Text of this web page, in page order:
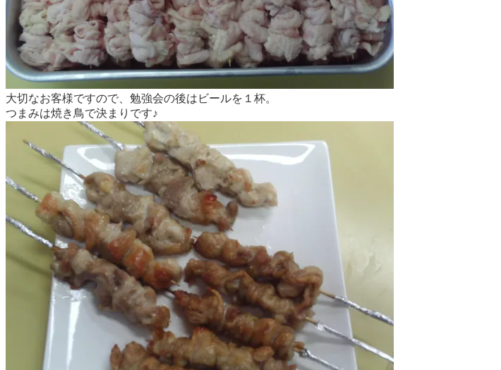
大切なお客様ですので、勉強会の後はビールを１杯。
つまみは焼き鳥で決まりです♪